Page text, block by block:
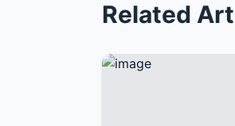
Related